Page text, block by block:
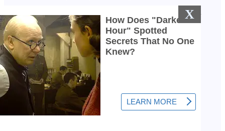
X
Výroba Hetta se nachází v Rusku. Proto jsou bundy s takovou
výplní levnější než analogy izolované dováženým isosoftem.